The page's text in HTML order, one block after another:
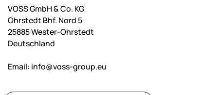
VOSS GmbH & Co. KG
Ohrstedt Bhf. Nord 5
25885 Wester-Ohrstedt
Deutschland
Email: info@voss-group.eu